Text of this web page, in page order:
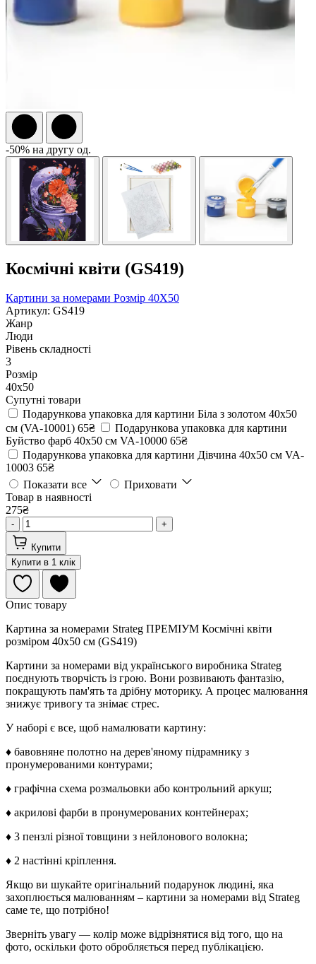
-50% на другу од.
Космічні квіти (GS419)
Картини за номерами Розмір 40Х50
Артикул: GS419
Жанр
Люди
Рівень складності
3
Розмір
40х50
Супутні товари
Подарункова упаковка для картини Біла з золотом 40х50
см (VA-10001) 65₴
Подарункова упаковка для картини
Буйство фарб 40х50 см VA-10000 65₴
Подарункова упаковка для картини Дівчина 40х50 см VA-
10003 65₴
Показати все
Приховати
Товар в наявності
275₴
- +
Купити
Купити в 1 клік
Опис товару
Картина за номерами Strateg ПРЕМІУМ Космічні квіти
розміром 40х50 см (GS419)
Картини за номерами від українського виробника Strateg
поєднують творчість із грою. Вони розвивають фантазію,
покращують пам'ять та дрібну моторику. А процес малювання
знижує тривогу та знімає стрес.
У наборі є все, щоб намалювати картину:
♦ бавовняне полотно на дерев'яному підрамнику з
пронумерованими контурами;
♦ графічна схема розмальовки або контрольний аркуш;
♦ акрилові фарби в пронумерованих контейнерах;
♦ 3 пензлі різної товщини з нейлонового волокна;
♦ 2 настінні кріплення.
Якщо ви шукайте оригінальний подарунок людині, яка
захоплюється малюванням – картини за номерами від Strateg
саме те, що потрібно!
Зверніть увагу — колір може відрізнятися від того, що на
фото, оскільки фото обробляється перед публікацією.